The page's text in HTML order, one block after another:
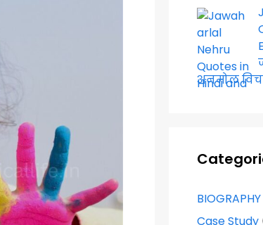
अनमोल
BIOGRAPHY
Case Study